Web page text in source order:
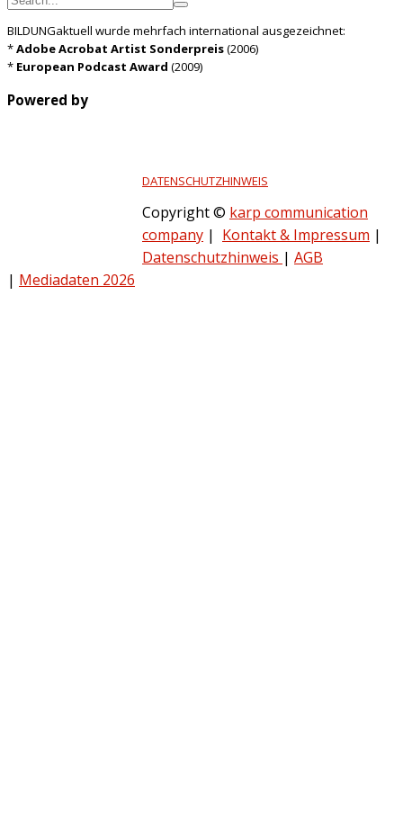
BILDUNGaktuell wurde mehrfach international ausgezeichnet:
*Adobe Acrobat Artist Sonderpreis(2006)
* European Podcast Award (2009)
Powered by
DATENSCHUTZHINWEIS
Copyright © karp communication
company | Kontakt & Impressum |
Datenschutzhinweis | AGB
| Mediadaten 2026